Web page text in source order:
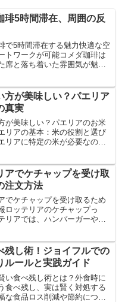
琲5時間滞在、周囲の反
で5時間滞在する魅力快適な空
トワークが可能コメダ珈琲は
席と落ち着いた雰囲気が魅力
にくつろぎながら作業がで
座っていても疲...
方が美味しい？パエリア
真実
が美味しい？パエリアのお米
リアの基本：米の役割と選び
リアに特定の米が必要なのか
ために、長時間の加熱でも芯
種や中粒種が選...
アでケチャップを受け取
注文方法
でケチャップを受け取るため
ロッテリアのケチャップっ
リアでは、ハンバーガーやポ
トを注文する際には、ケチャ
られることが一般...
残し術！ジョイフルでの
ルールと実践ガイド
い食べ残し術とは？外食時に
食べ残し、実は賢く対処する
な食品ロス削減や節約につな